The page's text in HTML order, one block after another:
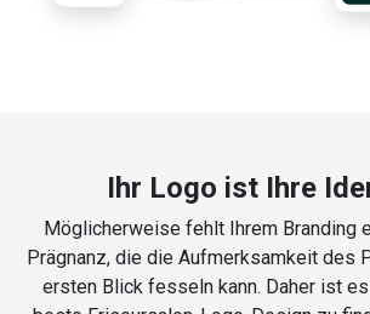
Ihr Logo ist Ihre
Möglicherweise fehlt Ihrem Branding
Prägnanz, die die Aufmerksamkeit des
ersten Blick fesseln kann. Daher ist